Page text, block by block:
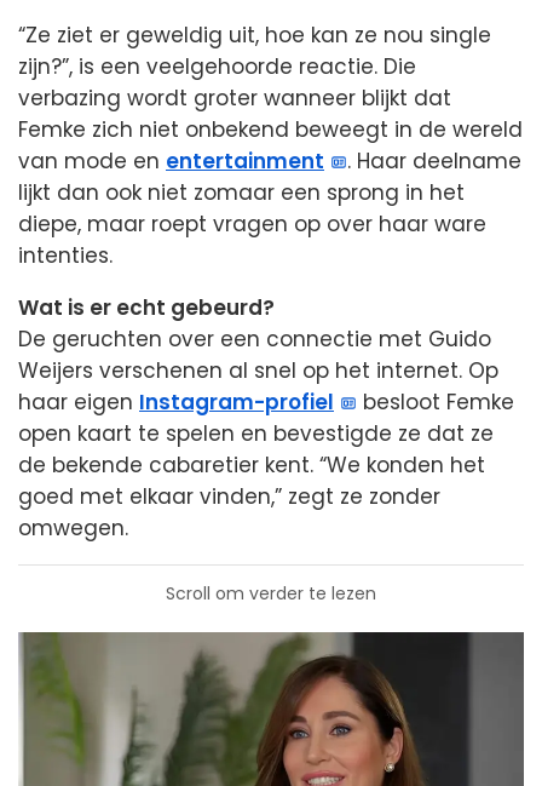
“Ze ziet er geweldig uit, hoe kan ze nou single
zijn?”, is een veelgehoorde reactie. Die
verbazing wordt groter wanneer blijkt dat
Femke zich niet onbekend beweegt in de wereld
van mode en entertainment
. Haar deelname
lijkt dan ook niet zomaar een sprong in het
diepe, maar roept vragen op over haar ware
intenties.
Wat is er echt gebeurd?
De geruchten over een connectie met Guido
Weijers verschenen al snel op het internet. Op
haar eigen Instagram-profiel
besloot Femke
open kaart te spelen en bevestigde ze dat ze
de bekende cabaretier kent. “We konden het
goed met elkaar vinden,” zegt ze zonder
omwegen.
Scroll om verder te lezen